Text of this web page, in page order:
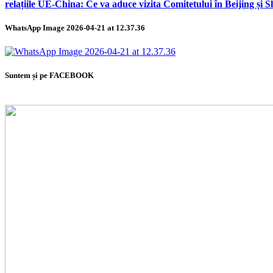
relațiile UE-China: Ce va aduce vizita Comitetului în Beijing și
WhatsApp Image 2026-04-21 at 12.37.36
Suntem și pe FACEBOOK